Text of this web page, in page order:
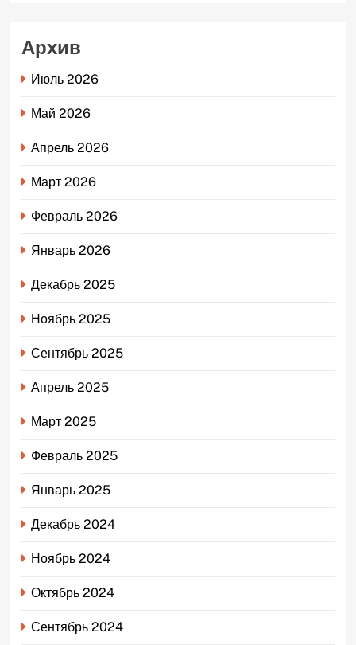
Архив
Июль 2026
Май 2026
Апрель 2026
Март 2026
Февраль 2026
Январь 2026
Декабрь 2025
Ноябрь 2025
Сентябрь 2025
Апрель 2025
Март 2025
Февраль 2025
Январь 2025
Декабрь 2024
Ноябрь 2024
Октябрь 2024
Сентябрь 2024